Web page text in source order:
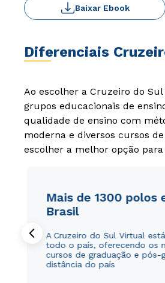
Baixar Ebook
Diferenciais
Ao escolher a Cruzeiro do
grupos educacionais de
qualidade de ensino com
moderna e diversos cursos
escolher a melhor opção
Mais de 1300 polos
Brasil
A Cruzeiro do Sul Virtual
todo o país, oferecendo os
cursos de graduação e pós-
distância do país